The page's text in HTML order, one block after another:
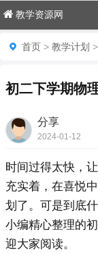
教学资源网
首页 > 教学计划 >
初二下学期物
分享
2024-01-12
时间过得太快，
充实着，在喜悦
划了。可是到底
小编精心整理的
迎大家阅读。